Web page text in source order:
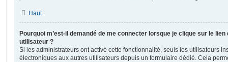
Haut
Pourquoi m’est-il demandé de me connecter lorsque je clique sur le
utilisateur ?
Si les administrateurs ont activé cette fonctionnalité, seuls les utilisateurs
électroniques aux autres utilisateurs depuis un formulaire dédié. Cela